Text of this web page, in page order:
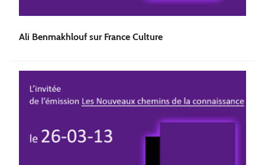
Ali Benmakhlouf sur France Culture